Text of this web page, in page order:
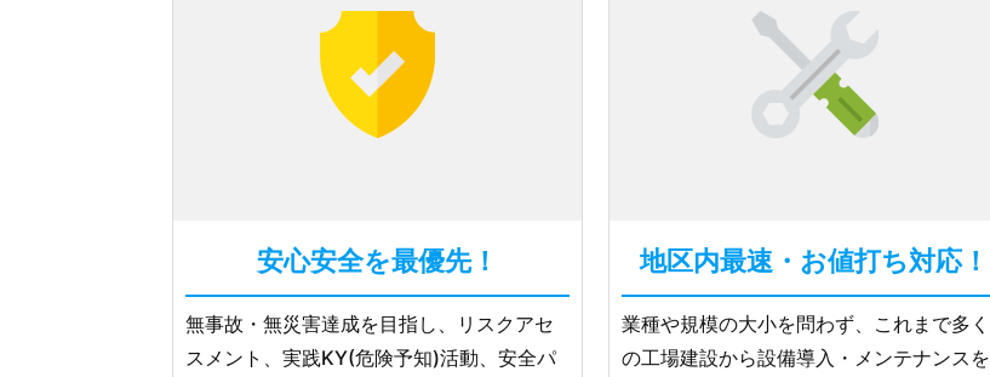
安心安全を最優先！
無事故・無災害達成を目指し、リスクアセ
スメント、実践KY(危険予知)活動、安全パ
地区内最速・お値打ち対応！
業種や規模の大小を問わず、これまで多く
の工場建設から設備導入・メンテナンスを